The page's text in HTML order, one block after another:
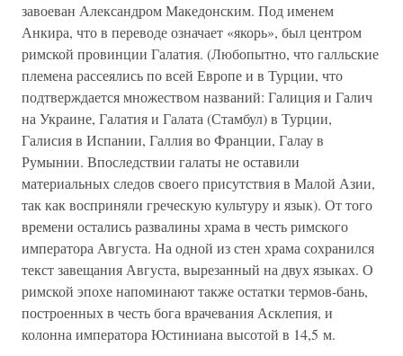
завоеван Александром Македонским. Под именем
Анкира, что в переводе означает «якорь», был центром
римской провинции Галатия. (Любопытно, что галльские
племена рассеялись по всей Европе и в Турции, что
подтверждается множеством названий: Галиция и Галич
на Украине, Галатия и Галата (Стамбул) в Турции,
Галисия в Испании, Галлия во Франции, Галау в
Румынии. Впоследствии галаты не оставили
материальных следов своего присутствия в Малой Азии,
так как восприняли греческую культуру и язык). От того
времени остались развалины храма в честь римского
императора Августа. На одной из стен храма сохранился
текст завещания Августа, вырезанный на двух языках. О
римской эпохе напоминают также остатки термов-бань,
построенных в честь бога врачевания Асклепия, и
колонна императора Юстиниана высотой в 14,5 м.